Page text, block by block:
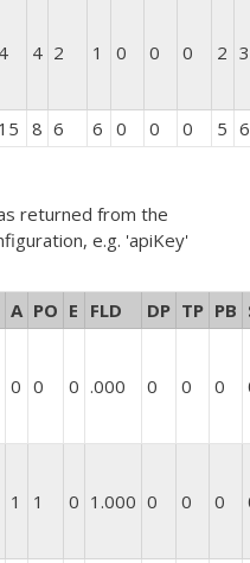
4 4 2 1 0 0 0 2 3
15 8 6 6 0 0 0 5 6
returned from the
e.g. 'apiKey'
A PO E FLD DP TP PB
0 0 0 .000 0 0 0
1 1 0 1.000 0 0 0